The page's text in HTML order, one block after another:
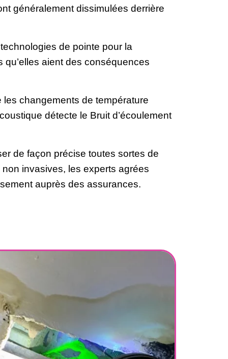
généralement dissimulées derrière
de pointe pour la
qu’elles aient des conséquences
changements de température
détecte le Bruit d’écoulement
de façon précise toutes sortes de
invasives, les experts agrées
auprès des assurances.